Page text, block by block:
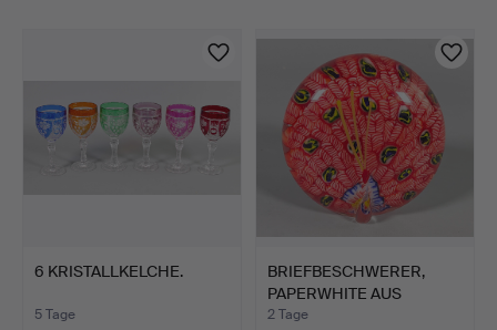
6 KRISTALLKELCHE.
5 Tage
BRIEFBESCHWERER,
PAPERWHITE AUS
MURANO.
2 Tage